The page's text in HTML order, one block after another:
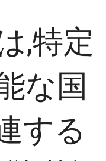
,特定
な国
する